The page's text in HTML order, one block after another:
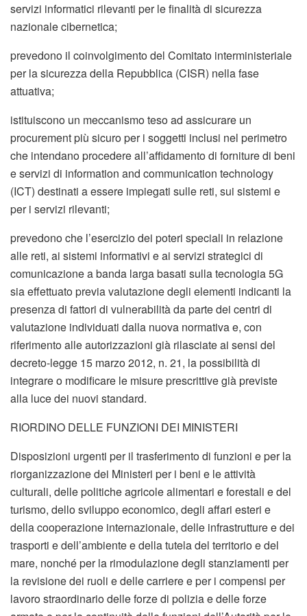
servizi informatici rilevanti per le finalità di sicurezza
nazionale cibernetica;
prevedono il coinvolgimento del Comitato interministeriale
per la sicurezza della Repubblica (CISR) nella fase
attuativa;
istituiscono un meccanismo teso ad assicurare un
procurement più sicuro per i soggetti inclusi nel perimetro
che intendano procedere all’affidamento di forniture di beni
e servizi di information and communication technology
(ICT) destinati a essere impiegati sulle reti, sui sistemi e
per i servizi rilevanti;
prevedono che l’esercizio dei poteri speciali in relazione
alle reti, ai sistemi informativi e ai servizi strategici di
comunicazione a banda larga basati sulla tecnologia 5G
sia effettuato previa valutazione degli elementi indicanti la
presenza di fattori di vulnerabilità da parte dei centri di
valutazione individuati dalla nuova normativa e, con
riferimento alle autorizzazioni già rilasciate ai sensi del
decreto-legge 15 marzo 2012, n. 21, la possibilità di
integrare o modificare le misure prescrittive già previste
alla luce dei nuovi standard.
RIORDINO DELLE FUNZIONI DEI MINISTERI
Disposizioni urgenti per il trasferimento di funzioni e per la
riorganizzazione dei Ministeri per i beni e le attività
culturali, delle politiche agricole alimentari e forestali e del
turismo, dello sviluppo economico, degli affari esteri e
della cooperazione internazionale, delle infrastrutture e dei
trasporti e dell’ambiente e della tutela del territorio e del
mare, nonché per la rimodulazione degli stanziamenti per
la revisione dei ruoli e delle carriere e per i compensi per
lavoro straordinario delle forze di polizia e delle forze